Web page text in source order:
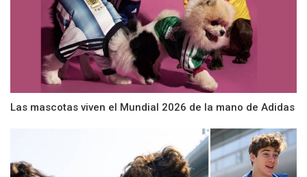
Las mascotas viven el Mundial 2026 de la mano de Adidas